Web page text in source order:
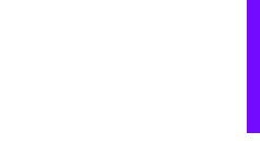
Exposição de Lucas Butierrez